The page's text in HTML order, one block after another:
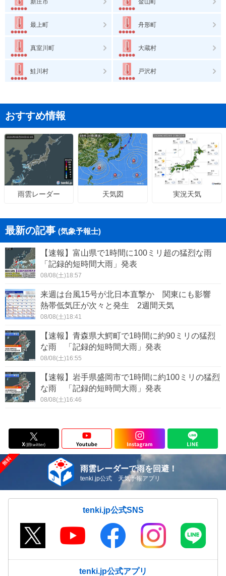
最上町 舟形町
真室川町 大蔵村
鮭川村 戸沢村
おすすめ情報
雨雲レーダー 天気図 実況天気
最新の記事 (気象予報士)
【速報】富山県で1時間に100ミリ超の猛烈な雨
「記録的短時間大雨」発表
08/08(土)18:57
来週は台風15号が北日本直撃か 関東にも影響
熱帯低気圧が次々と発生 2週間天気
08/08(土)18:41
【速報】青森県大鰐町で1時間に約90ミリの猛烈
な雨 「記録的短時間大雨」発表
08/08(土)16:55
【速報】岩手県盛岡市で1時間に約100ミリの猛烈
な雨 「記録的短時間大雨」発表
08/08(土)16:46
雨雲レーダーで雨を回避！
tenki.jp公式 天気予報アプリ
tenki.jp公式SNS
tenki.jp公式アプリ